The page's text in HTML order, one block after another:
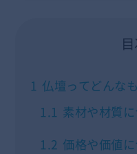
1 仏壇ってどんな
1.1 素材や材質
1.2 価格や価値